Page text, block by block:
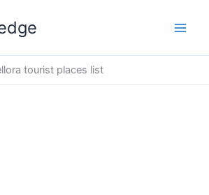
tourist places list